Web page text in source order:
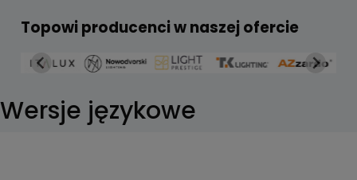
Topowi producenci w naszej ofercie
Wersje językowe